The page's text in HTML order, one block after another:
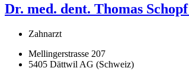
Dr. med. dent. Thomas Schopf
Zahnarzt
Mellingerstrasse 207
5405 Dättwil AG (Schweiz)